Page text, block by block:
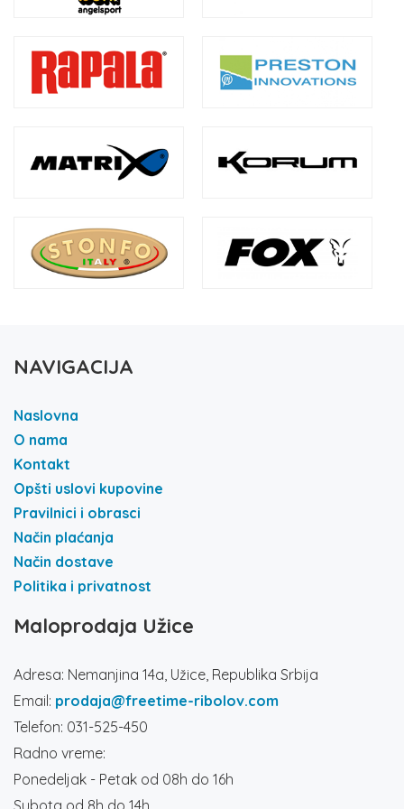
NAVIGACIJA
Naslovna
O nama
Kontakt
Opšti uslovi kupovine
Pravilnici i obrasci
Način plaćanja
Način dostave
Politika i privatnost
Maloprodaja Užice
Adresa: Nemanjina 14a, Užice, Republika Srbija
Email: prodaja@freetime-ribolov.com
Telefon: 031-525-450
Radno vreme:
Ponedeljak - Petak od 08h do 16h